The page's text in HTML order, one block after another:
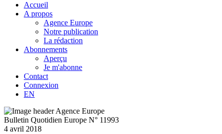
Accueil
A propos
Agence Europe
Notre publication
La rédaction
Abonnements
Aperçu
Je m'abonne
Contact
Connexion
EN
Bulletin Quotidien Europe N° 11993
4 avril 2018